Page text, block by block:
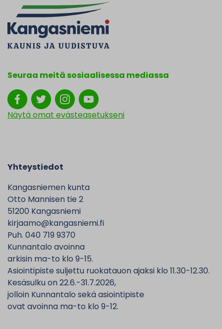
Seuraa meitä sosiaalisessa mediassa
Näytä omat evästeasetukseni
Yhteystiedot
Kangasniemen kunta
Otto Mannisen tie 2
51200 Kangasniemi
kirjaamo@kangasniemi.fi
Puh. 040 719 9370
Kunnantalo avoinna
arkisin ma-to klo 9-15.
Asiointipiste suljettu ruokatauon ajaksi klo 11.30-12.30.
Kesäsulku on 22.6.-31.7.2026,
jolloin Kunnantalo sekä asiointipiste
ovat avoinna ma-to klo 9-12.